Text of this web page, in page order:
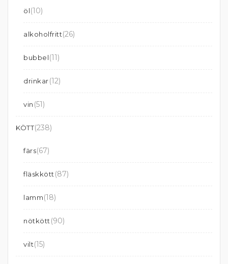
öl(10)
alkoholfritt(26)
bubbel(11)
drinkar(12)
vin (51)
KÖTT(238)
färs(67)
fläskkött (87)
lamm(18)
nötkött (90)
vilt(15)